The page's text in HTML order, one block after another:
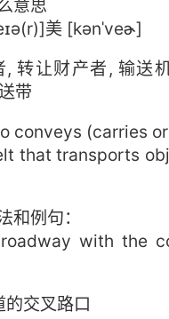
意思
美 [kənˈveɚ]
, 转让财产者, 输送
带
conveys (carries
that transports
例句：
with the
的交叉路口